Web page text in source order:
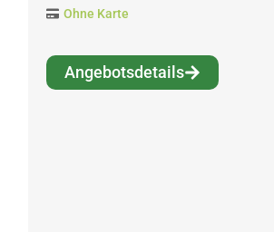
Ohne Karte
Angebotsdetails